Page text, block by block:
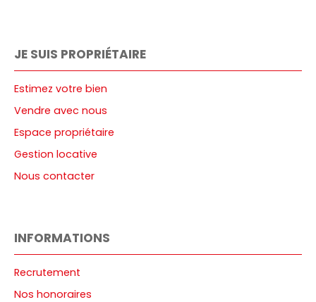
JE SUIS PROPRIÉTAIRE
Estimez votre bien
Vendre avec nous
Espace propriétaire
Gestion locative
Nous contacter
INFORMATIONS
Recrutement
Nos honoraires